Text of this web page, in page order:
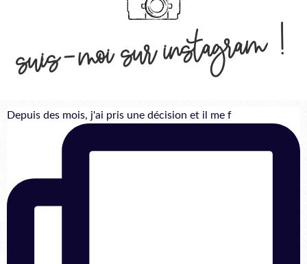
suis-moi sur instagram !
Depuis des mois, j'ai pris une décision et il me f